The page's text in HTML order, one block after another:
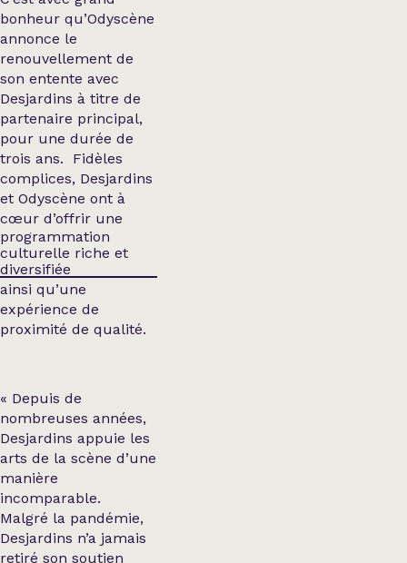
bonheur qu’Odyscène
annonce le
renouvellement de
son entente avec
Desjardins à titre de
partenaire principal,
pour une durée de
trois ans. Fidèles
complices, Desjardins
et Odyscène ont à
cœur d’offrir une
programmation
culturelle riche et
diversifiée
ainsi qu’une
expérience de
proximité de qualité.
« Depuis de
nombreuses années,
Desjardins appuie les
arts de la scène d’une
manière
incomparable.
Malgré la pandémie,
Desjardins n’a jamais
retiré son soutien